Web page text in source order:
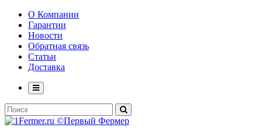
О Компании
Гарантии
Новости
Обратная связь
Статьи
Доставка